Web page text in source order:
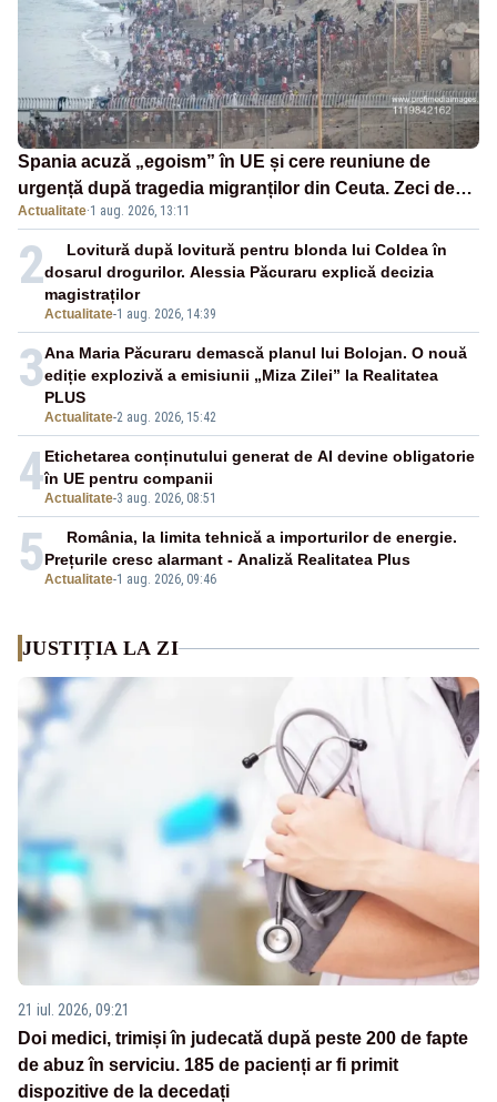
Spania acuză „egoism” în UE și cere reuniune de
urgență după tragedia migranților din Ceuta. Zeci de
oameni au murit
Actualitate·1 aug. 2026, 13:11
2
Actualitate-1 aug. 2026, 14:39
Lovitură după lovitură pentru blonda lui Coldea în
dosarul drogurilor. Alessia Păcuraru explică decizia
magistraților
3
Actualitate-2 aug. 2026, 15:42
Ana Maria Păcuraru demască planul lui Bolojan. O nouă
ediție explozivă a emisiunii „Miza Zilei” la Realitatea
PLUS
4Actualitate-3 aug. 2026, 08:51
Etichetarea conținutului generat de AI devine obligatorie
în UE pentru companii
5Actualitate-1 aug. 2026, 09:46
România, la limita tehnică a importurilor de energie.
Prețurile cresc alarmant - Analiză Realitatea Plus
JUSTIȚIA LA ZI
21 iul. 2026, 09:21
Doi medici, trimiși în judecată după peste 200 de fapte
de abuz în serviciu. 185 de pacienți ar fi primit
dispozitive de la decedați